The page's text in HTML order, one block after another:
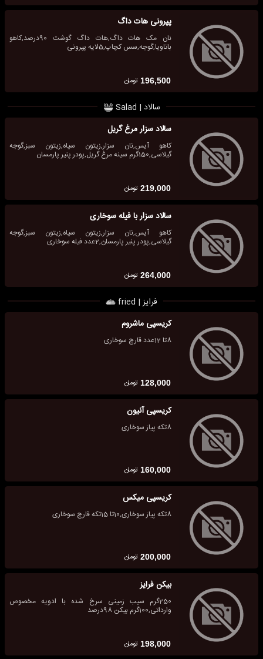
پپرونی هات داگ
نان مک هات داگ,هات داگ گوشت 90درصد,کاهو
باتاویا,گوجه,سس کچاپ,5لایه پپرونی
196,500 تومان
سالاد | Salad
سالاد سزار مرغ گریل
کاهو آیس,نان سزار,زیتون سیاه,زیتون سبز,گوجه
گیلاسی,150گرم سینه مرغ گریل,پودر پنیر پارمسان
219,000 تومان
سالاد سزار با فیله سوخاری
کاهو آیس,نان سزار,زیتون سیاه,زیتون سبز,گوجه
گیلاسی,پودر پنیر پارمسان,2عدد فیله سوخاری
264,000 تومان
فرایز | fried
کریسپی ماشروم
8تا 12عدد قارچ سوخاری
128,000 تومان
کریسپی آنیون
8تکه پیاز سوخاری
160,000 تومان
کریسپی میکس
8تکه پیاز سوخاری,10تا 15تکه قارچ سوخاری
200,000 تومان
بیکن فرایز
250گرم سیب زمینی سرخ شده با ادویه مخصوص
وارداتی,100گرم بیکن 98درصد
198,000 تومان